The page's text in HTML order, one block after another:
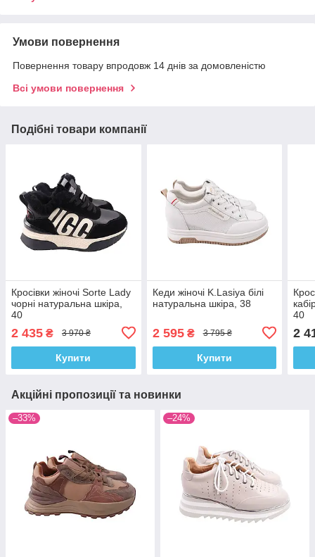
Умови повернення
Повернення товару впродовж 14 днів за домовленістю
Всі умови повернення
Подібні товари компанії
Кросівки жіночі Sorte Lady
чорні натуральна шкіра,
40
2 435 ₴ 3 970 ₴
Купити
Кеди жіночі K.Lasiya білі
натуральна шкіра, 38
2 595₴ 3 795 ₴
Купити
40
2
Акційні пропозиції та новинки
–33% –24%